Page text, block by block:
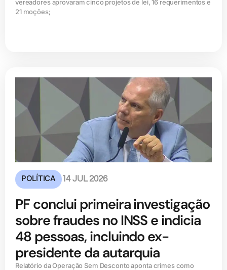
vereadores aprovaram cinco projetos de lei, 16 requerimentos e
21 moções;
POLÍTICA 14 JUL 2026
PF conclui primeira investigação
sobre fraudes no INSS e indicia
48 pessoas, incluindo ex-
presidente da autarquia
Relatório da Operação Sem Desconto aponta crimes como